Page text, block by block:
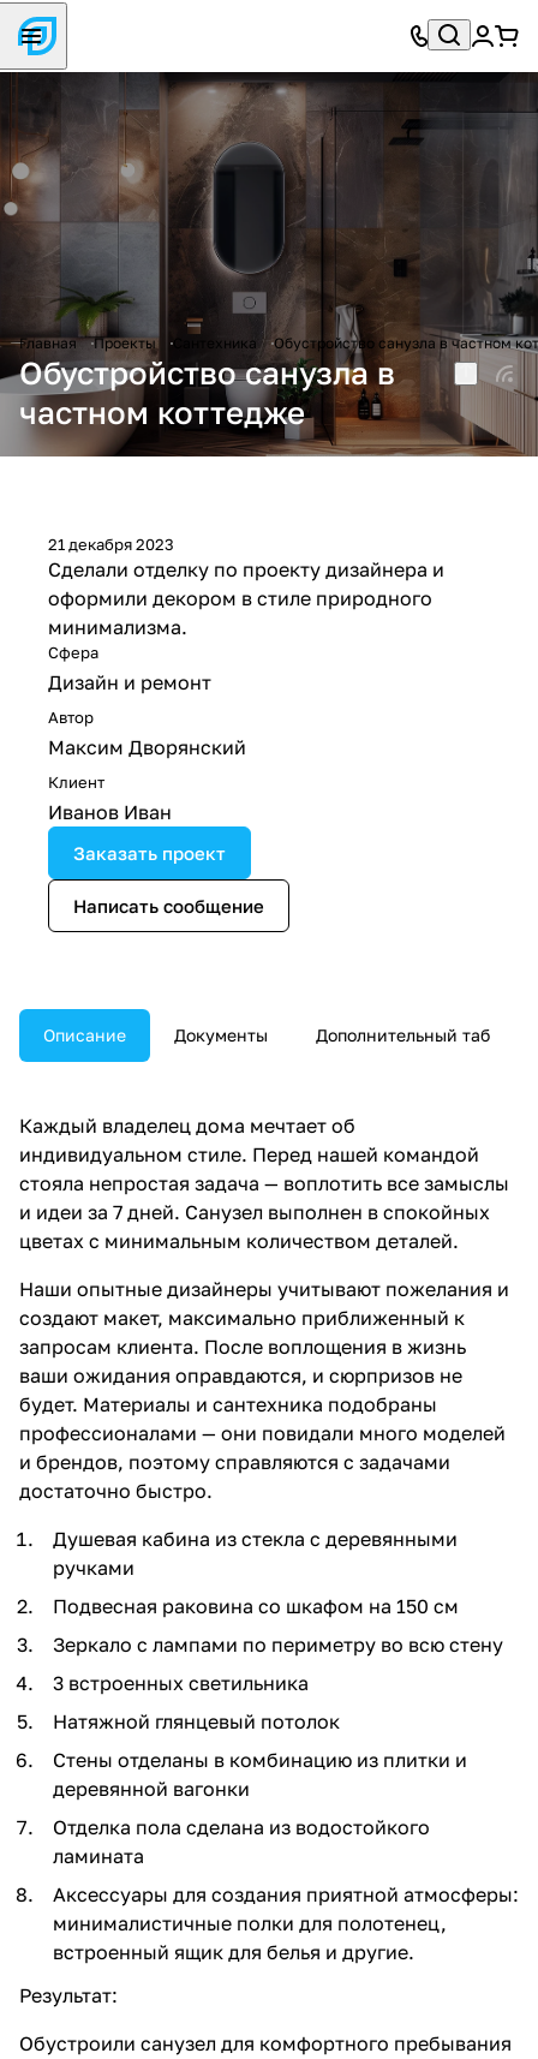
Главная Проекты Сантехника Обустройство санузла в частном
Обустройство санузла в
частном коттедже
21 декабря 2023
Сделали отделку по проекту дизайнера и
оформили декором в стиле природного
минимализма.
Сфера
Дизайн и ремонт
Автор
Максим Дворянский
Клиент
Иванов Иван
Заказать проект
Написать сообщение
Описание Документы Дополнительный таб
Каждый владелец дома мечтает об
индивидуальном стиле. Перед нашей командой
стояла непростая задача — воплотить все замыслы
и идеи за 7 дней. Санузел выполнен в спокойных
цветах с минимальным количеством деталей.
Наши опытные дизайнеры учитывают пожелания и
создают макет, максимально приближенный к
запросам клиента. После воплощения в жизнь
ваши ожидания оправдаются, и сюрпризов не
будет. Материалы и сантехника подобраны
профессионалами — они повидали много моделей
и брендов, поэтому справляются с задачами
достаточно быстро.
Душевая кабина из стекла с деревянными
ручками
Подвесная раковина со шкафом на 150 см
Зеркало с лампами по периметру во всю стену
3 встроенных светильника
Натяжной глянцевый потолок
Стены отделаны в комбинацию из плитки и
деревянной вагонки
Отделка пола сделана из водостойкого
ламината
Аксессуары для создания приятной атмосферы:
минималистичные полки для полотенец,
встроенный ящик для белья и другие.
Результат:
Обустроили санузел для комфортного пребывания